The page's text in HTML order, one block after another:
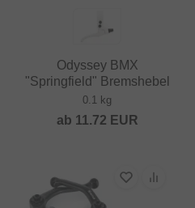
Odyssey BMX
"Springfield" Bremshebel
0.1 kg
ab 11.72 EUR